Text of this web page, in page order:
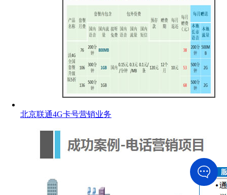
北京联通4G卡号营销业务